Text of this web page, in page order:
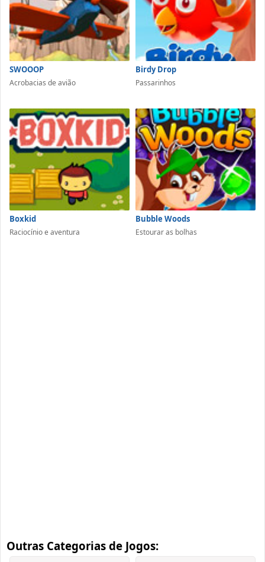
SWOOOP
Acrobacias de avião
Birdy Drop
Passarinhos
Boxkid
Raciocínio e aventura
Bubble Woods
Estourar as bolhas
Outras Categorias de Jogos: